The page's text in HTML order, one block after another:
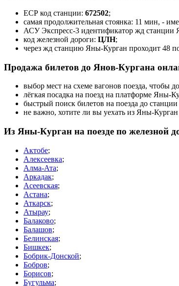
ЕСР код станции: 672502;
самая продолжительная стоянка: 11 мин, -
АСУ Экспресс-3 идентификатор жд
код железной дороги: ЦЛН;
через жд станцию Яны-Курган проходит 48
Продажа билетов до Янов-Кургана
выбор мест на схеме вагонов поезда, чтобы
лёгкая посадка на поезд на платформе Яны-
быстрый поиск билетов на поезда до
не важно, хотите ли вы уехать из Яны-
Из Яны-Курган на поезде по железной
Актобе;
Алексеевка;
Алма-Ата;
Аркадак;
Асеевская;
Астана;
Аткарск;
Атырау;
Балаково;
Балашов;
Белинская;
Бишкек;
Бобрик-Донской;
Бобров;
Борисов;
Бугульма;